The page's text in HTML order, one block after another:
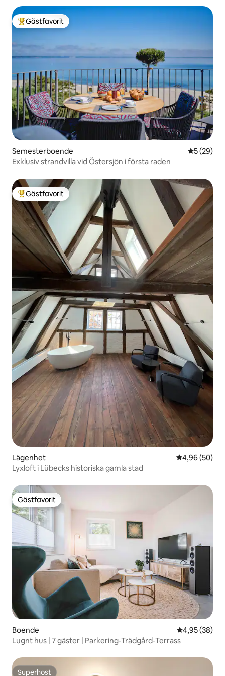
Populär gästfavorit
Gästfavorit
Semesterboende 5 av 5 i
5 (29)
Exklusiv strandvilla vid Östersjön i första raden
Populär gästfavorit
Gästfavorit
Lägenhet 4,96 av 5 i
4,96 (50)
Lyxloft i Lübecks historiska gamla stad
Gästfavorit
Gästfavorit
Boende 4,95 av 5 i
4,95 (38)
Lugnt hus | 7 gäster | Parkering-Trädgård-Terrass
Superhost